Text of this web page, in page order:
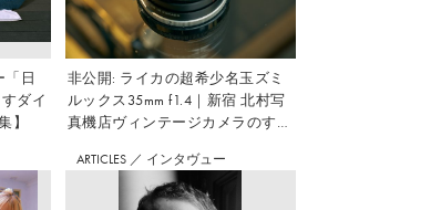
「日
ダイ
】
非公開: ライカの超希少名玉ズミ
ルックス35mm f1.4｜新宿 北村写
真機店ヴィンテージカメラのすす
ARTICLES ／ インタヴュー